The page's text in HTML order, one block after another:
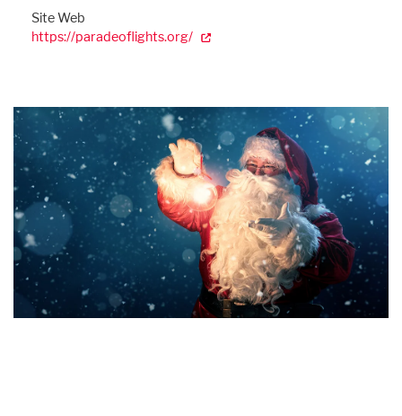
Site Web
https://paradeoflights.org/